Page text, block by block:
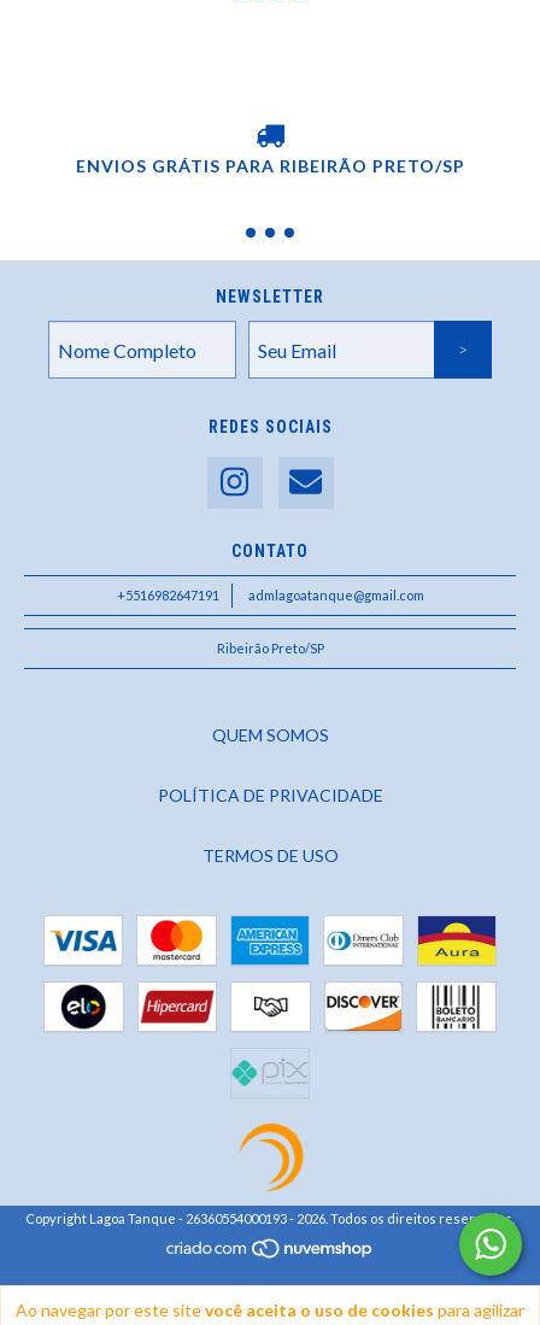
Ao navegar por este sitevocê aceita o uso de cookies para agilizar
ENVIOS GRÁTIS PARA RIBEIRÃO PRETO/SP
NEWSLETTER
REDES SOCIAIS
CONTATO
+5516982647191 admlagoatanque@gmail.com
Ribeirão Preto/SP
QUEM SOMOS
POLÍTICA DE PRIVACIDADE
TERMOS DE USO
Copyright Lagoa Tanque - 26360554000193 - 2026. Todos os direitos reservados.